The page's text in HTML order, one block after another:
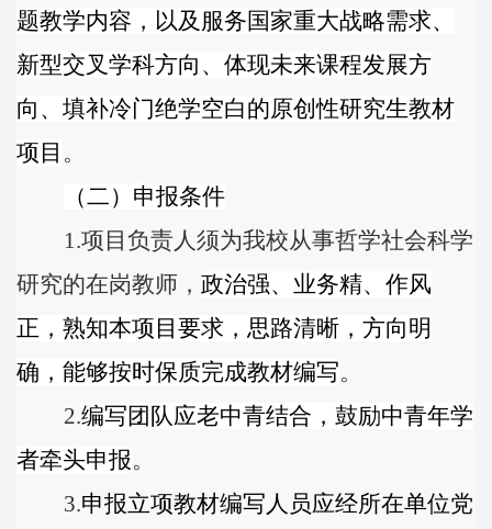
题教学内容，以及服务国家重大战略需求、
新型交叉学科方向、 体现未来课程发展方
向、填补冷门绝学空白的原创性研究生教材
项目 。
（二）申报条件
1.项目负责人须为我校从事哲学社会科学
研究的在岗教师， 政治强、业务精、作风
正，熟知本项目要求，思路清晰，方向明
确，能够按时保质完成教材编写。
2.编写团队应老中青结合，鼓励中青年学
者牵头申报。
3.申报立项教材编写人员应经所在单位党